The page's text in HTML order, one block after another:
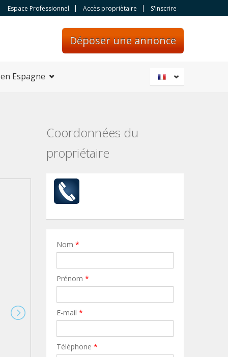
Espace Professionnel Accès propriètaire S'inscrire
Déposer une annonce
Espagne
Coordonnées du
propriétaire
Nom *
Prénom *
E-mail *
Téléphone *